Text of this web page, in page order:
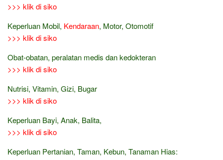
>>> klik di siko
Keperluan Mobil, Kendaraan, Motor, Otomotif
>>> klik di siko
Obat-obatan, peralatan medis dan kedokteran
>>> klik di siko
Nutrisi, Vitamin, Gizi, Bugar
>>> klik di siko
Keperluan Bayi, Anak, Balita,
>>> klik di siko
Keperluan Pertanian, Taman, Kebun, Tanaman Hias: